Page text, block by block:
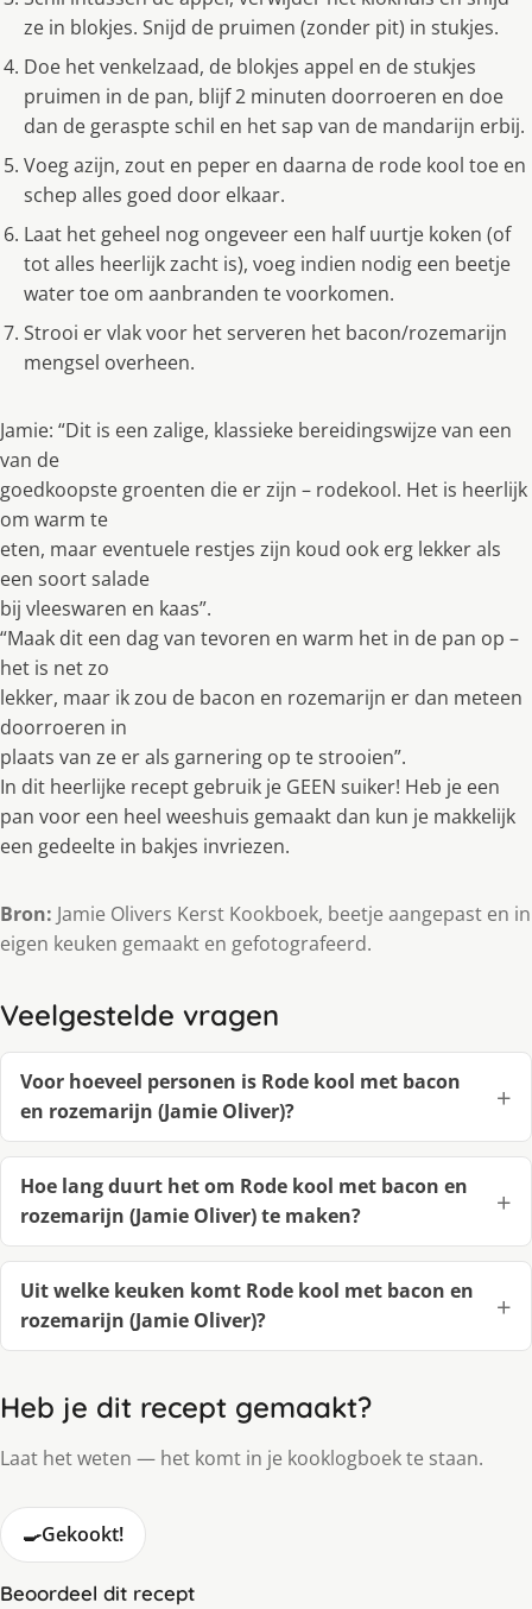
ze in blokjes. Snijd de pruimen (zonder pit) in stukjes.
Doe het venkelzaad, de blokjes appel en de stukjes
pruimen in de pan, blijf 2 minuten doorroeren en doe
dan de geraspte schil en het sap van de mandarijn erbij.
Voeg azijn, zout en peper en daarna de rode kool toe en
schep alles goed door elkaar.
Laat het geheel nog ongeveer een half uurtje koken (of
tot alles heerlijk zacht is), voeg indien nodig een beetje
water toe om aanbranden te voorkomen.
Strooi er vlak voor het serveren het bacon/rozemarijn
mengsel overheen.
Jamie: “Dit is een zalige, klassieke bereidingswijze van een
van de
goedkoopste groenten die er zijn – rodekool. Het is heerlijk
om warm te
eten, maar eventuele restjes zijn koud ook erg lekker als
een soort salade
bij vleeswaren en kaas”.
“Maak dit een dag van tevoren en warm het in de pan op –
het is net zo
lekker, maar ik zou de bacon en rozemarijn er dan meteen
doorroeren in
plaats van ze er als garnering op te strooien”.
In dit heerlijke recept gebruik je GEEN suiker! Heb je een
pan voor een heel weeshuis gemaakt dan kun je makkelijk
een gedeelte in bakjes invriezen.
Bron: Jamie Olivers Kerst Kookboek, beetje aangepast en in
eigen keuken gemaakt en gefotografeerd.
Veelgestelde vragen
Voor hoeveel personen is Rode kool met bacon
en rozemarijn (Jamie Oliver)?
Hoe lang duurt het om Rode kool met bacon en
rozemarijn (Jamie Oliver) te maken?
Uit welke keuken komt Rode kool met bacon en
rozemarijn (Jamie Oliver)?
Heb je dit recept gemaakt?
Laat het weten — het komt in je kooklogboek te staan.
🍳Gekookt!
Beoordeel dit recept